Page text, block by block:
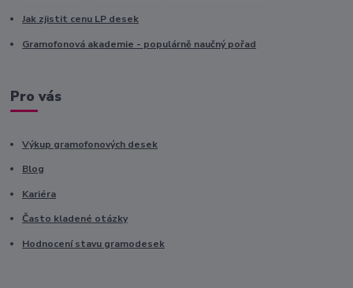
Jak zjistit cenu LP desek
Gramofonová akademie - populárně naučný pořad
Pro vás
Výkup gramofonových desek
Blog
Kariéra
Často kladené otázky
Hodnocení stavu gramodesek